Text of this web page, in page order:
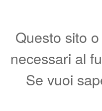
Questo sito
necessari al
Se vuoi